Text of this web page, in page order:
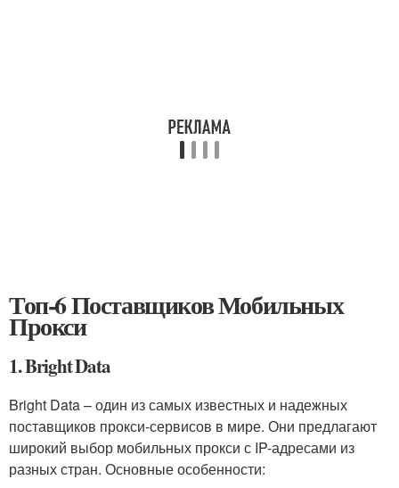
Топ-6 Поставщиков Мобильных
Прокси
1. Bright Data
Bright Data – один из самых известных и надежных
поставщиков прокси-сервисов в мире. Они предлагают
широкий выбор мобильных прокси с IP-адресами из
разных стран. Основные особенности: